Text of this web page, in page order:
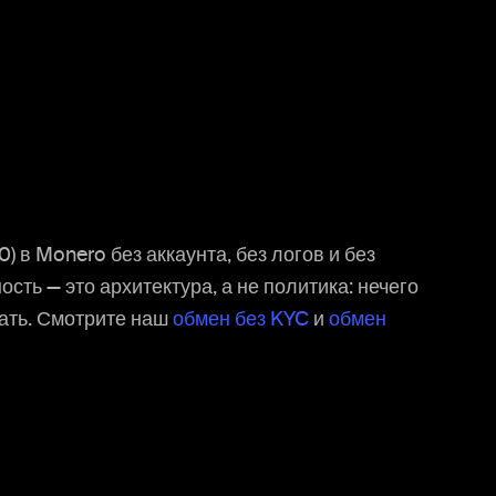
в Monero без аккаунта, без логов и без
— это архитектура, а не политика: нечего
Смотрите нашобмен без KYCи обмен